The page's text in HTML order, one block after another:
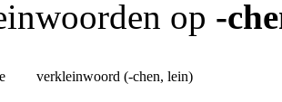
op -
verkleinwoord (-chen, lein)